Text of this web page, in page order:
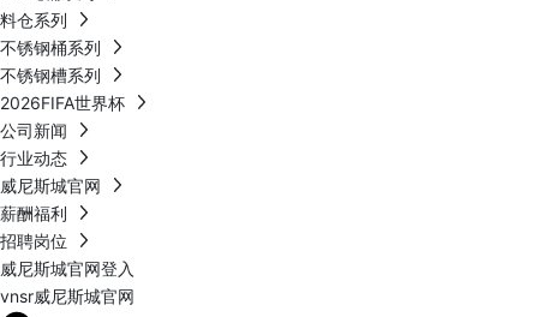
料仓系列
不锈钢桶系列
不锈钢槽系列
2026FIFA世界杯
公司新闻
行业动态
威尼斯城官网
薪酬福利
招聘岗位
威尼斯城官网登入
vnsr威尼斯城官网